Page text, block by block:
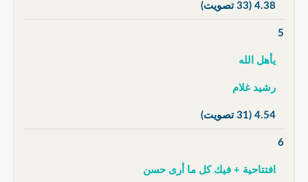
4.38 (33 تصويت)
5
يأهل الله
رشيد غلام
4.54 (31 تصويت)
6
افتتاحية + فيك كل ما أرى حسن